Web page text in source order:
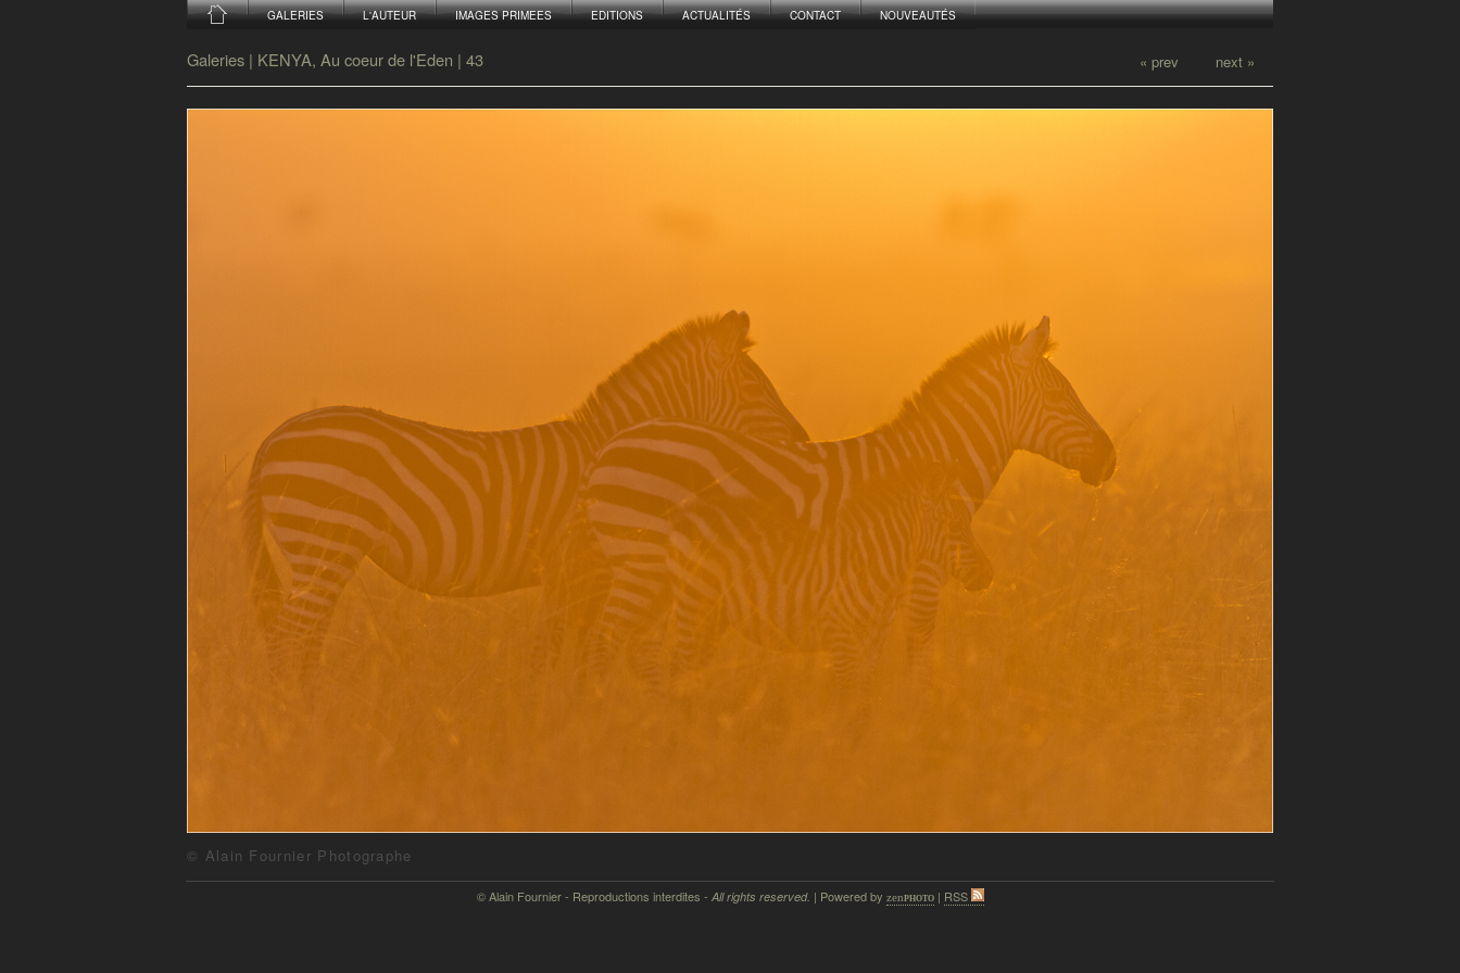
GALERIES L'AUTEUR IMAGES PRIMEES EDITIONS ACTUALITÉS CONTACT NOUVEAUTÉS
« prev next »
Galeries | KENYA, Au coeur de l'Eden | 43
© Alain Fournier Photographe
© Alain Fournier - Reproductions interdites - All rights reserved. | Powered by zenphoto| RSS